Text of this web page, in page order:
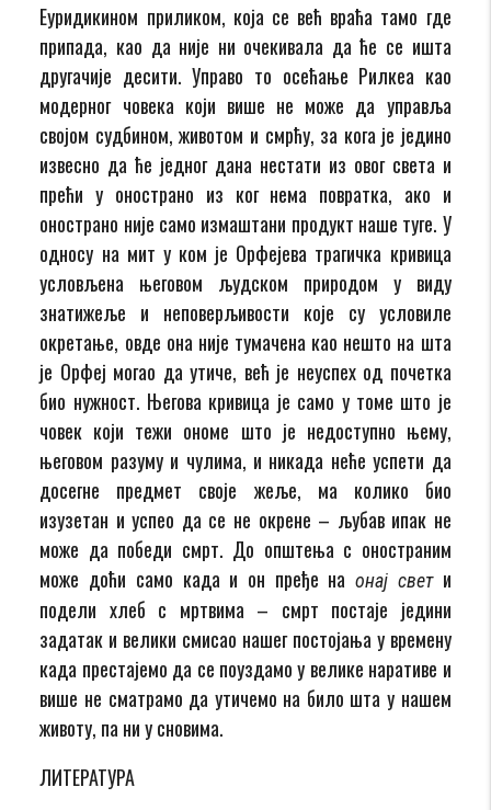
Еуридикином приликом, која се већ враћа тамо где
припада, као да није ни очекивала да ће се ишта
другачије десити. Управо то осећање Рилкеа као
модерног човека који више не може да управља
својом судбином, животом и смрћу, за кога је једино
извесно да ће једног дана нестати из овог света и
прећи у онострано из ког нема повратка, ако и
онострано није само измаштани продукт наше туге. У
односу на мит у ком је Орфејева трагичка кривица
условљена његовом људском природом у виду
знатижеље и неповерљивости које су условиле
окретање, овде она није тумачена као нешто на шта
је Орфеј могао да утиче, већ је неуспех од почетка
био нужност. Његова кривица је само у томе што је
човек који тежи ономе што је недоступно њему,
његовом разуму и чулима, и никада неће успети да
досегне предмет своје жеље, ма колико био
изузетан и успео да се не окрене – љубав ипак не
може да победи смрт. До општења с оностраним
може доћи само када и он пређе наонај свети
подели хлеб с мртвима – смрт постаје једини
задатак и велики смисао нашег постојања у времену
када престајемо да се поуздамо у велике наративе и
више не сматрамо да утичемо на било шта у нашем
животу, па ни у сновима.
ЛИТЕРАТУРА